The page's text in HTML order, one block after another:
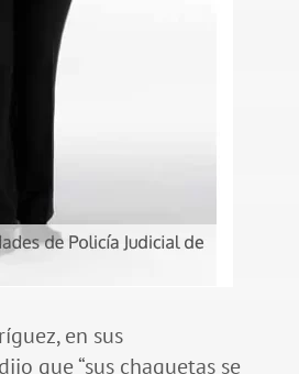
en sus
que “sus chaquetas se